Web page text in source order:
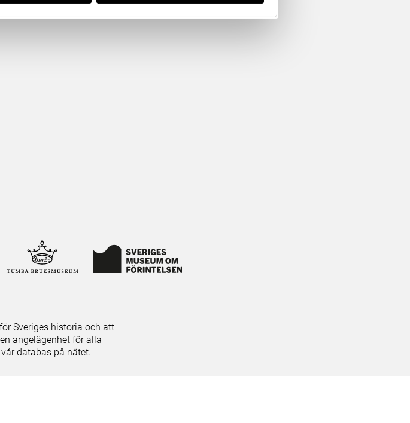
Sveriges historia och att
angelägenhet för alla
databas på nätet.